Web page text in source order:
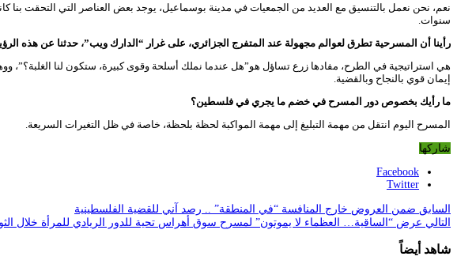
سنوات.
رأينا أن المسرحية تطرق لعوالم مجهولة عند المتفرج الجزائري، على غرار “الدارك ويب”، حدثنا عن هذه
هي استراتيجية في الطرح، مفادها زرع تساؤل هو”هل عندما نملك أسلحة وقوى كبيرة، ستكون لنا الغلبة؟”،
إيمان قوي بالنجاح وبالقضية.
ما رأيك بخصوص دور المسرح في خضم ما يجري في فلسطين؟
المسرح اليوم انتقل من مهمة التبليغ إلى مهمة المواكبة لحظة بلحظة، خاصة في ظل التغيرات السريعة.
شاركها
Facebook
Twitter
السابق ضمن العروض خارج المنافسة “في المنطقة” .. رصد آني للقضية الفلسطينية
التالي عرض “الساقية… العظماء لا يموتون” لمسرح سوق أهراس تحية للدور الريادي للمرأة خلال
شاهد أيضاً